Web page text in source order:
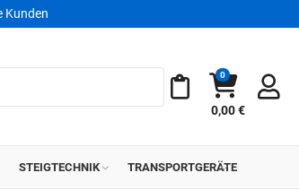
Kunden
Meine Merkliste
Warenkorb
0
0,00 €
STEIGTECHNIK TRANSPORTGERÄTE